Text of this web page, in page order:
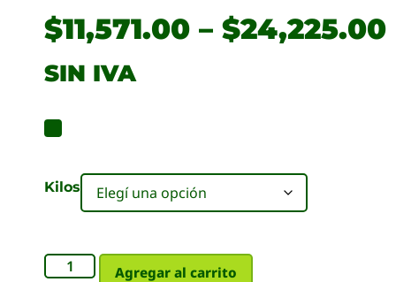
$11,571.00 – $24,225.00
SIN IVA
Kilos
Agregar al carrito